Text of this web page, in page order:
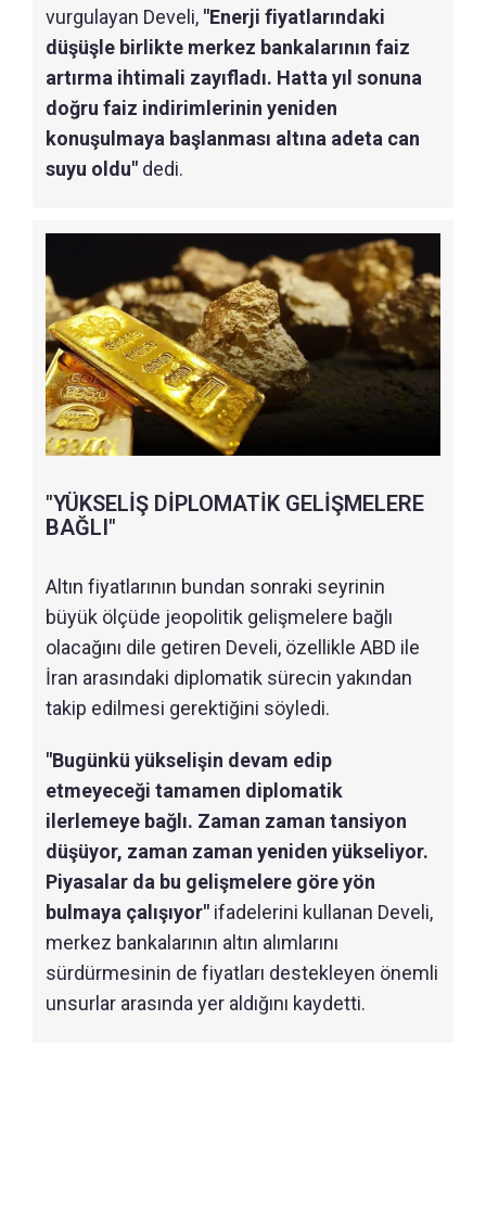
vurgulayan Develi, "Enerji fiyatlarındaki
düşüşle birlikte merkez bankalarının faiz
artırma ihtimali zayıfladı. Hatta yıl sonuna
doğru faiz indirimlerinin yeniden
konuşulmaya başlanması altına adeta can
suyu oldu" dedi.
"YÜKSELİŞ DİPLOMATİK GELİŞMELERE
BAĞLI"
Altın fiyatlarının bundan sonraki seyrinin
büyük ölçüde jeopolitik gelişmelere bağlı
olacağını dile getiren Develi, özellikle ABD ile
İran arasındaki diplomatik sürecin yakından
takip edilmesi gerektiğini söyledi.
"Bugünkü yükselişin devam edip
etmeyeceği tamamen diplomatik
ilerlemeye bağlı. Zaman zaman tansiyon
düşüyor, zaman zaman yeniden yükseliyor.
Piyasalar da bu gelişmelere göre yön
bulmaya çalışıyor" ifadelerini kullanan Develi,
merkez bankalarının altın alımlarını
sürdürmesinin de fiyatları destekleyen önemli
unsurlar arasında yer aldığını kaydetti.